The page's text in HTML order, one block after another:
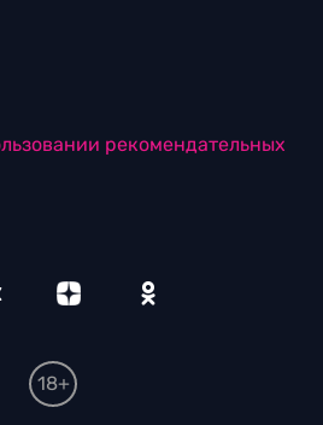
рекомендательных
18+